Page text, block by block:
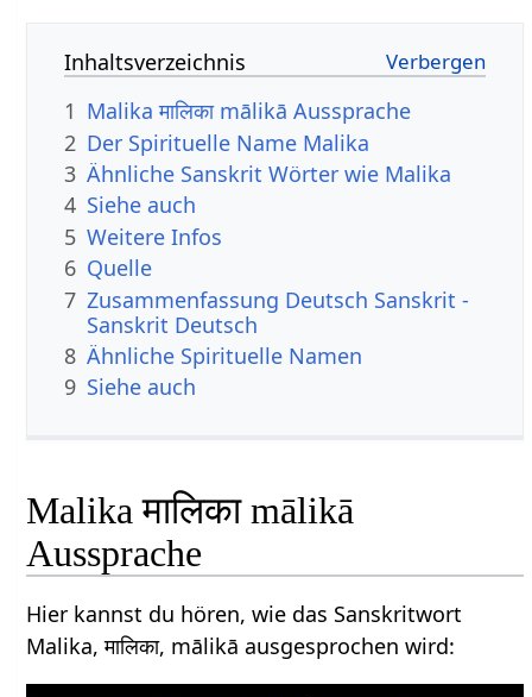
Inhaltsverzeichnis
1 Malika मालिका mālikā Aussprache
2 Der Spirituelle Name Malika
3 Ähnliche Sanskrit Wörter wie Malika
4 Siehe auch
5 Weitere Infos
6 Quelle
7 Zusammenfassung Deutsch Sanskrit -
Sanskrit Deutsch
8 Ähnliche Spirituelle Namen
9 Siehe auch
Malika मालिका mālikā
Aussprache
Hier kannst du hören, wie das Sanskritwort
Malika, मालिका, mālikā ausgesprochen wird: